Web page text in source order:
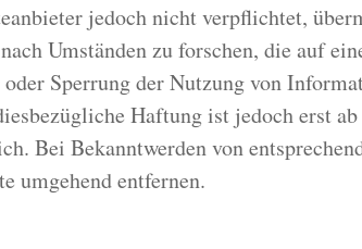
jedoch nicht verpflichtet,
Umständen zu forschen, die auf
Sperrung der Nutzung von
Haftung ist jedoch erst
Bei Bekanntwerden von
umgehend entfernen.